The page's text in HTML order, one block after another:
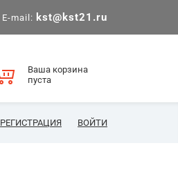
E-mail: kst@kst21.ru
Ваша корзина
пуста
РЕГИСТРАЦИЯ ВОЙТИ